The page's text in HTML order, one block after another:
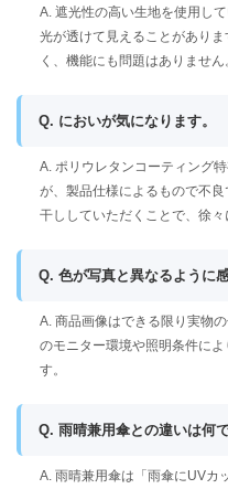
A. 遮光性の高い生地を使用し
光が透けて見えることがあり
く、機能にも問題はありません
Q. においが気になります。
A. ポリウレタンコーティング
が、製品仕様によるもので不
干ししていただくことで、徐々
Q. 色が写真と異なるように感
A. 商品画像はできる限り実物
のモニター環境や照明条件に
す。
Q. 雨晴兼用傘との違いは何
A. 雨晴兼用傘は「雨傘にUVカ